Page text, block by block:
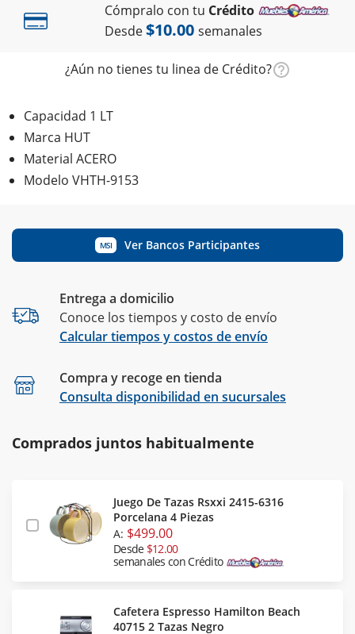
Cómpralo con tu Crédito
Desde$10.00 semanales
¿Aún no tienes tu linea de Crédito?
Capacidad 1 LT
Marca HUT
Material ACERO
Modelo VHTH-9153
MSI Ver Bancos Participantes
Entrega a domicilio
Conoce los tiempos y costo de envío
Calcular tiempos y costos de envío
Compra y recoge en tienda
Consulta disponibilidad en sucursales
Comprados juntos habitualmente
Juego De Tazas Rsxxi 2415-6316
Porcelana 4 Piezas
A: $499.00
Desde $12.00
semanales con Crédito
Cafetera Espresso Hamilton Beach
40715 2 Tazas Negro